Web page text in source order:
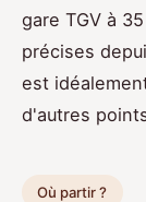
gare TGV à
précises
est
d'autres
Où partir ?